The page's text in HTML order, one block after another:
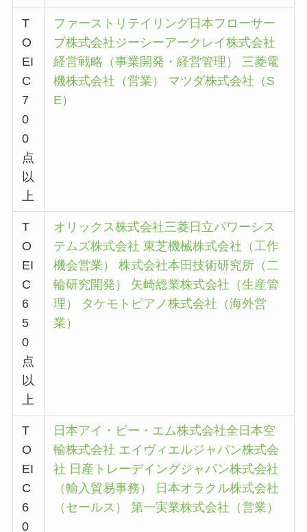
T
O
EI
C
7
0
0
点
以
上
ファーストリテイリング日本フローサー
ブ株式会社ジーシーアークレイ株式会社
経営戦略（事業開発・経営管理）
三菱電
機株式会社（営業）
マツダ株式会社（S
E）
T
O
EI
C
6
5
0
点
以
上
オリックス株式会社三菱日立パワーシス
テムズ株式会社 東芝機械株式会社（工作
機会営業）
株式会社本田技術研究所（二
輪研究開発）
矢崎総業株式会社（生産管
理）
タケモトピアノ株式会社（海外営
業）
T
O
EI
C
6
0
日本アイ・ビー・エム株式会社全日本空
輸株式会社 エイヴィエルジャパン株式会
社 日産トレーデイングジャパン株式会社
（輸入貿易事務）
日本オラクル株式会社
（セールス）
第一実業株式会社（営業）